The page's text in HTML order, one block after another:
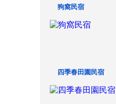
狗窩民宿
四季春田園民宿